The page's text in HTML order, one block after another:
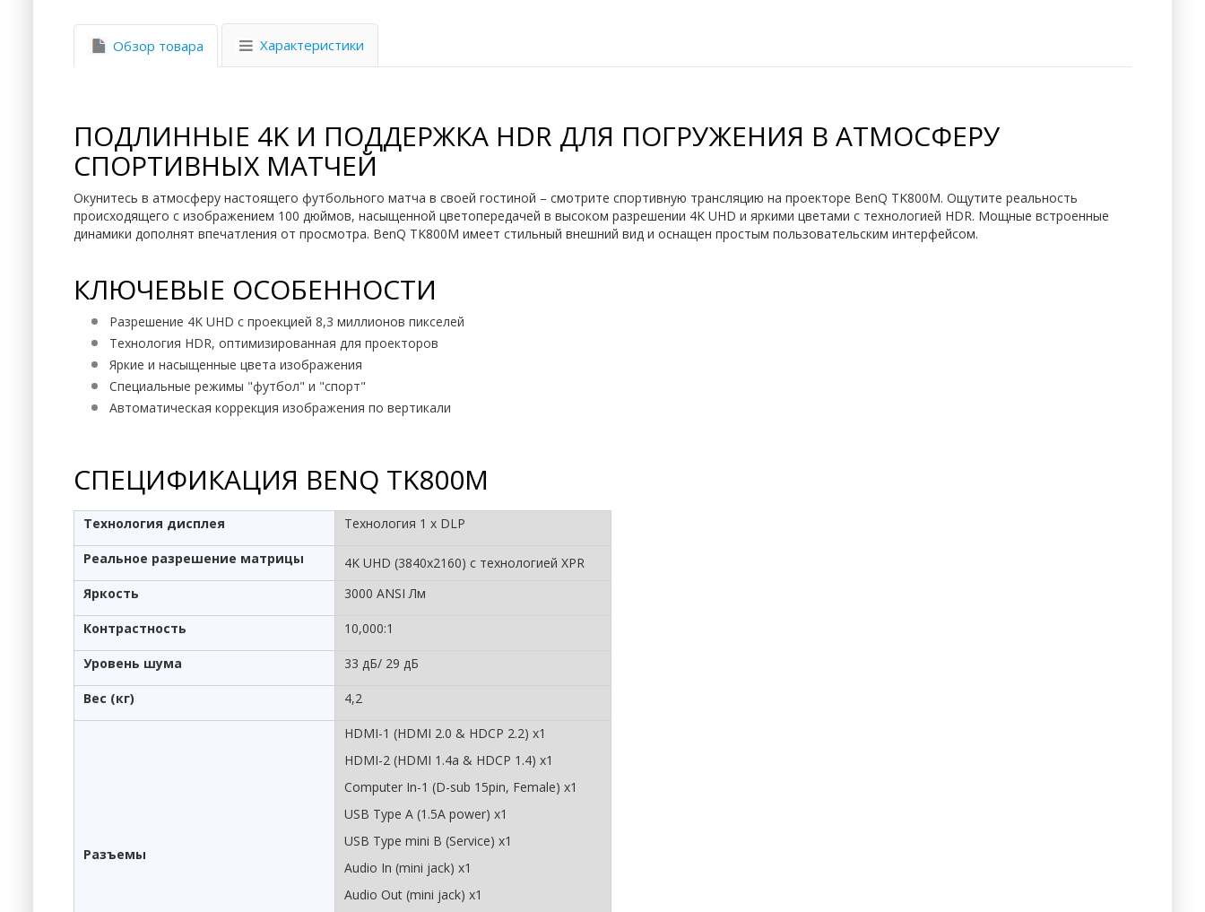
Обзор товара Характеристики
ПОДЛИННЫЕ 4K И ПОДДЕРЖКА HDR ДЛЯ ПОГРУЖЕНИЯ В АТМОСФЕРУ
СПОРТИВНЫХ МАТЧЕЙ
Окунитесь в атмосферу настоящего футбольного матча в своей гостиной – смотрите спортивную трансляцию на проекторе BenQ TK800M. Ощутите реальность
происходящего с изображением 100 дюймов, насыщенной цветопередачей в высоком разрешении 4K UHD и яркими цветами с технологией HDR. Мощные встроенные
динамики дополнят впечатления от просмотра. BenQ TK800M имеет стильный внешний вид и оснащен простым пользовательским интерфейсом.
КЛЮЧЕВЫЕ ОСОБЕННОСТИ
Разрешение 4K UHD с проекцией 8,3 миллионов пикселей
Технология HDR, оптимизированная для проекторов
Яркие и насыщенные цвета изображения
Специальные режимы "футбол" и "спорт"
Автоматическая коррекция изображения по вертикали
СПЕЦИФИКАЦИЯ BENQ TK800M
Технология дисплея Технология 1 х DLP
Реальное разрешение‎ матрицы
4K UHD (3840x2160) с технологией XPR
Яркость
3000 ANSI Лм
Контрастность 10,000:1
Уровень шума 33 дБ/ 29 дБ
Вес (кг) 4,2
Разъемы
HDMI-1 (HDMI 2.0 & HDCP 2.2) x1
HDMI-2 (HDMI 1.4a & HDCP 1.4) x1
Computer In-1 (D-sub 15pin, Female) x1
USB Type A (1.5A power) x1
USB Type mini B (Service) x1
Audio In (mini jack) x1
Audio Out (mini jack) x1